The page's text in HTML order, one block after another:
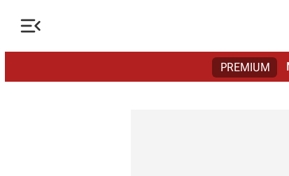

PREMIUM